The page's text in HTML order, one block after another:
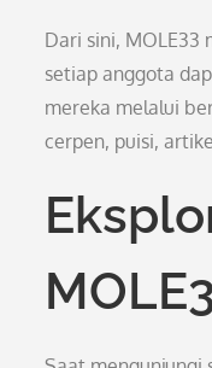
Dari sini, MOLE33
setiap anggota
mereka melalui
cerpen, puisi,